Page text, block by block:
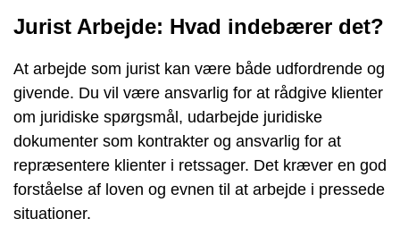
Jurist Arbejde: Hvad indebærer det?
At arbejde som jurist kan være både udfordrende og
givende. Du vil være ansvarlig for at rådgive klienter
om juridiske spørgsmål, udarbejde juridiske
dokumenter som kontrakter og ansvarlig for at
repræsentere klienter i retssager. Det kræver en god
forståelse af loven og evnen til at arbejde i pressede
situationer.